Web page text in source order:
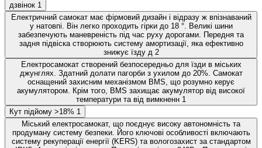
дзвінок 1
Електричний самокат має фірмовий дизайн і відразу ж впізнаваний
у натовпі. Він легко проходить гірки до 18 °. Великі шини
забезпечують маневреність під час руху дорогами. Передня та
задня підвіска створюють систему амортизації, яка ефективно
знижує їзду д 2
Електросамокат створений безпосередньо для їзди в міських
джунглях. Здатний долати пагорби з ухилом до 20%. Самокат
оснащений захисним механізмом BMS, що розумно керує
акумулятором. Крім того, BMS захищає акумулятор від високої
температури та від вимкненн 1
Кут підйому >18% 1
Міський електросамокат, що поєднує високу автономність та
продуману систему безпеки. Його ключові особливості включають
систему рекуперації енергії (KERS) та вологозахист за стандартом